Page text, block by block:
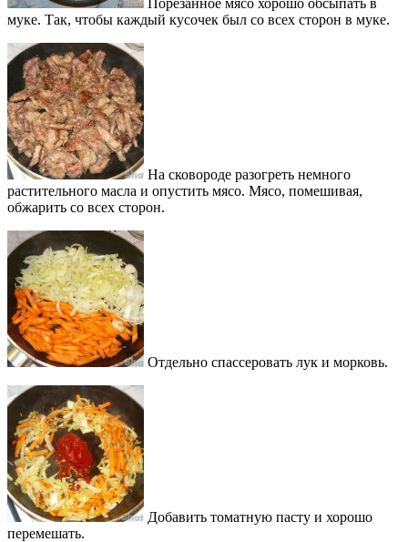
муке. Так, чтобы каждый кусочек был со всех сторон в муке.
На сковороде разогреть немного
растительного масла и опустить мясо. Мясо, помешивая,
обжарить со всех сторон.
Отдельно спассеровать лук и морковь.
Добавить томатную пасту и хорошо
перемешать.